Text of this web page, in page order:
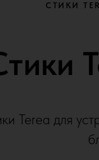
СТИКИ
Terea для